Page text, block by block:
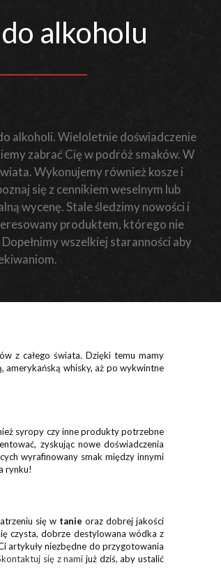
alkoholu
alkoholi. Wieloletnie doświadczenie
zabrać Cię w podróż smaków. W
Wykonujemy również kosze i
się z cennikiem weselnym lub
wycenę. Stale śledzimy nowości i
produktem, którego nie
wszelkiej staranności aby
z całego świata. Dzięki temu mamy
amerykańską whisky, aż po wykwintne
syropy czy inne produkty potrzebne
zyskując nowe doświadczenia
wyrafinowany smak między innymi
rynku!
się w tanie oraz dobrej jakości
czysta, dobrze destylowana wódka z
artykuły niezbędne do przygotowania
się z nami już dziś, aby ustalić